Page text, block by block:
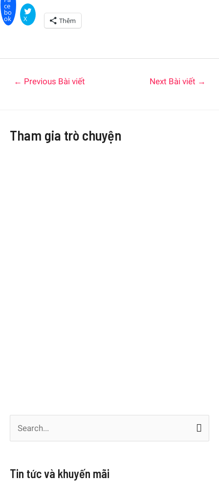
ce
bo
ok X Thêm
← Previous Bài viết Next Bài viết →
Tham gia trò chuyện
Tin tức và khuyến mãi